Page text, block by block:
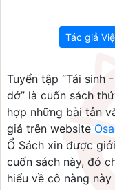
Tác giả
Tuyển tập “Tái sinh
dở” là cuốn sách
hợp những bài tản
giả trên website
Ổ Sách xin được
cuốn sách này, đó
hiểu về cô nàng này